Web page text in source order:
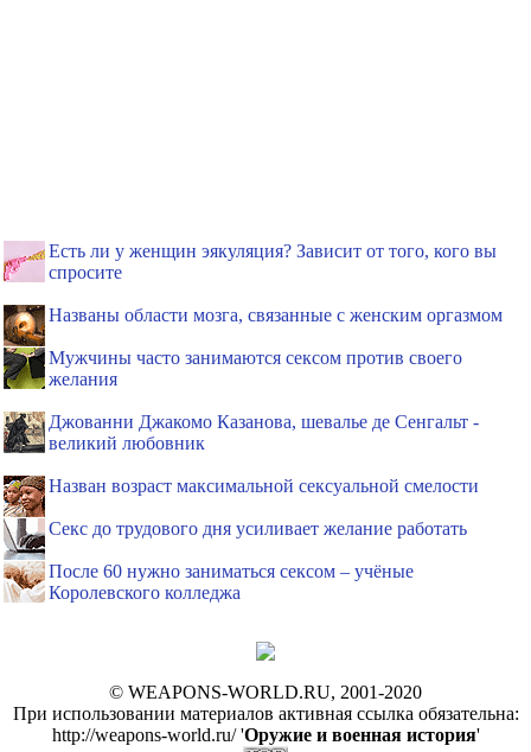
Есть ли у женщин эякуляция? Зависит от того, кого вы
спросите
Названы области мозга, связанные с женским оргазмом
Мужчины часто занимаются сексом против своего
желания
Джованни Джакомо Казанова, шевалье де Сенгальт -
великий любовник
Назван возраст максимальной сексуальной смелости
Секс до трудового дня усиливает желание работать
После 60 нужно заниматься сексом – учёные
Королевского колледжа
© WEAPONS-WORLD.RU, 2001-2020
При использовании материалов активная ссылка обязательна:
http://weapons-world.ru/ 'Оружие и военная история'